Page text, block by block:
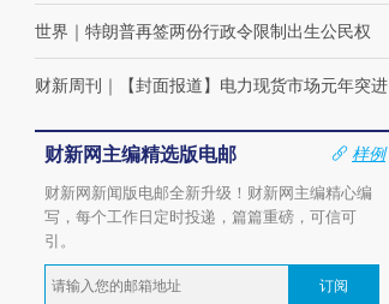
世界 ｜ 特朗普再签两份行政令限制出生公民权
财新周刊 ｜ 【封面报道】电力现货市场元年突进
财新网主编精选版电邮
样例
财新网新闻版电邮全新升级！财新网主编精心编
写，每个工作日定时投递，篇篇重磅，可信可
引。
订阅